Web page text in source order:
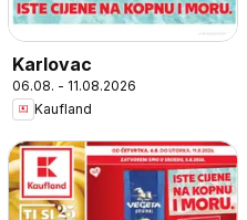
Karlovac
06.08. - 11.08.2026
Kaufland